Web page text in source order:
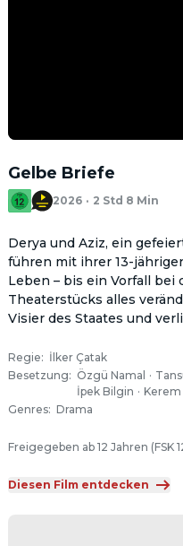
Gelbe Briefe
2026 · 2 Std 8 Min
Derya und Aziz, ein
führen mit ihrer 13-
Leben – bis ein Vorfall
Theaterstücks alles
Visier des Staates und
der Mutter von Aziz
Gelegenheitsjobs
Überzeugungen festhält,
der sie finanziell
Tochter, bis sie sich
müssen.
Regie: İlker Çatak
Besetzung: Özgü Namal ·
İpek Bilgin · Kerem
Genres: Drama
Freigegeben ab 12 Jahren (FSK
Diesen Film entdecken